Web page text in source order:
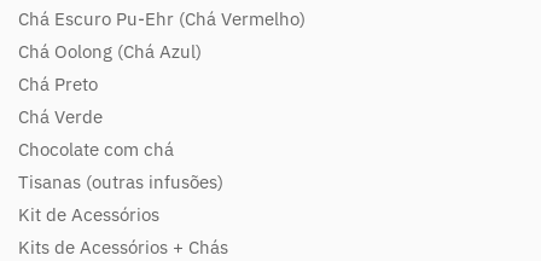
Chá Escuro Pu-Ehr (Chá Vermelho)
Chá Oolong (Chá Azul)
Chá Preto
Chá Verde
Chocolate com chá
Tisanas (outras infusões)
Kit de Acessórios
Kits de Acessórios + Chás